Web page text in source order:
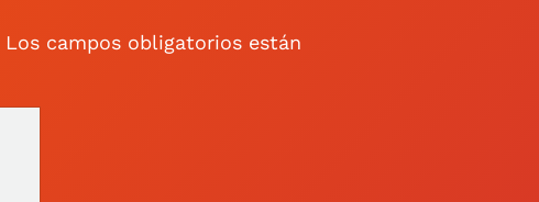
Los campos obligatorios están